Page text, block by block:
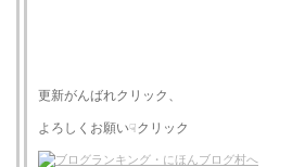
更新がんばれクリック、
よろしくお願い☟クリック